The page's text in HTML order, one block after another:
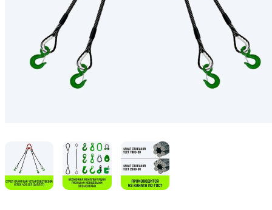
Производственная
Гидравлическое
Сварочное
Дробильное